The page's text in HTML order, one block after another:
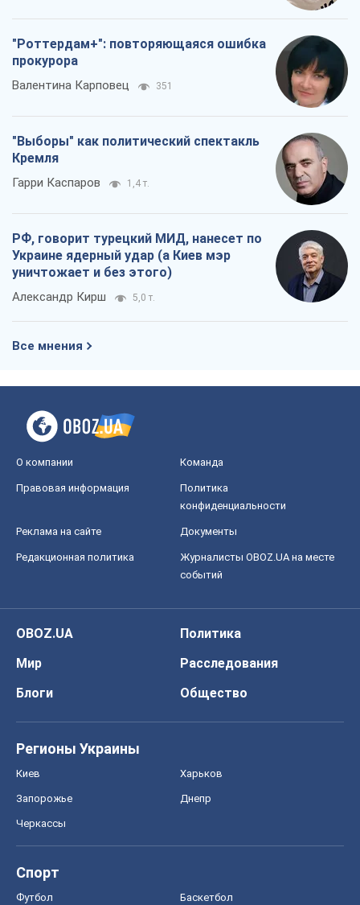
"Роттердам+": повторяющаяся ошибка
прокурора
Валентина Карповец 351
"Выборы" как политический спектакль
Кремля
Гарри Каспаров 1,4 т.
РФ, говорит турецкий МИД, нанесет по
Украине ядерный удар (а Киев мэр
уничтожает и без этого)
Александр Кирш 5,0 т.
Все мнения
О компании Команда
Правовая информация
Политика
конфиденциальности
Реклама на сайте Документы
Редакционная политика
Журналисты OBOZ.UA на месте
событий
OBOZ.UA
Политика
Мир
Расследования
Блоги
Общество
Регионы Украины
Киев Харьков
Запорожье Днепр
Черкассы
Спорт
Футбол Баскетбол